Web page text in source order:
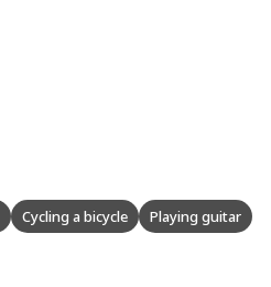
Cycling a bicycle
Playing guitar